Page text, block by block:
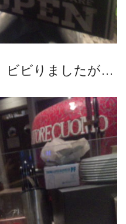
ビビりましたが…